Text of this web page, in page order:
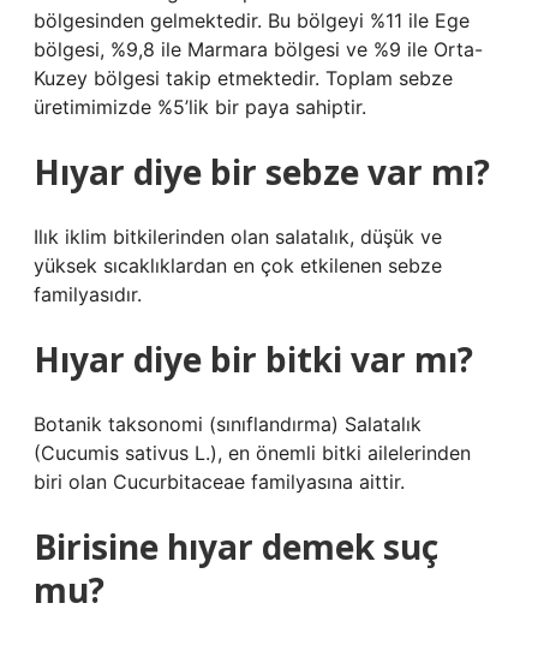
bölgesinden gelmektedir. Bu bölgeyi %11 ile Ege
bölgesi, %9,8 ile Marmara bölgesi ve %9 ile Orta-
Kuzey bölgesi takip etmektedir. Toplam sebze
üretimimizde %5’lik bir paya sahiptir.
Hıyar diye bir sebze var mı?
Ilık iklim bitkilerinden olan salatalık, düşük ve
yüksek sıcaklıklardan en çok etkilenen sebze
familyasıdır.
Hıyar diye bir bitki var mı?
Botanik taksonomi (sınıflandırma) Salatalık
(Cucumis sativus L.), en önemli bitki ailelerinden
biri olan Cucurbitaceae familyasına aittir.
Birisine hıyar demek suç
mu?